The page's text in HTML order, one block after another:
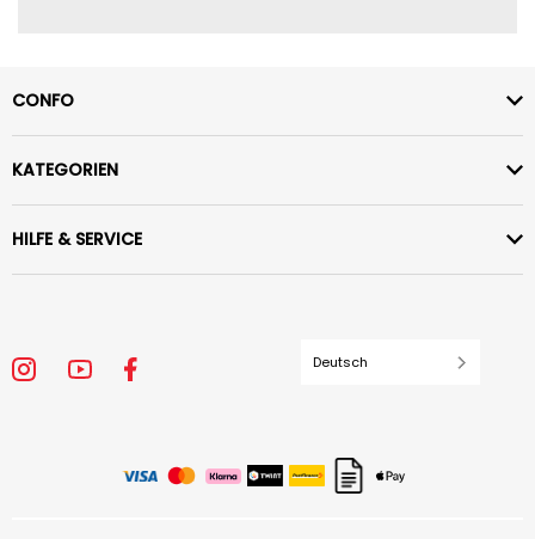
CONFO
KATEGORIEN
HILFE & SERVICE
Deutsch